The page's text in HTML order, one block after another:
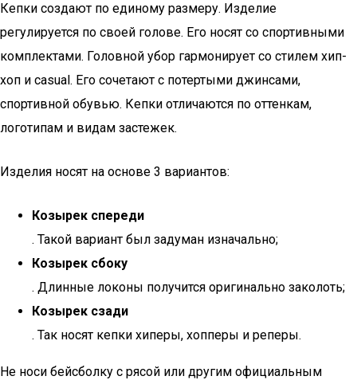
Кепки создают по единому размеру. Изделие
регулируется по своей голове. Его носят со спортивными
комплектами. Головной убор гармонирует со стилем хип-
хоп и casual. Его сочетают с потертыми джинсами,
спортивной обувью. Кепки отличаются по оттенкам,
логотипам и видам застежек.
Изделия носят на основе 3 вариантов:
Козырек спереди
. Такой вариант был задуман изначально;
Козырек сбоку
. Длинные локоны получится оригинально заколоть;
Козырек сзади
. Так носят кепки хиперы, хопперы и реперы.
Не носи бейсболку с рясой или другим официальным